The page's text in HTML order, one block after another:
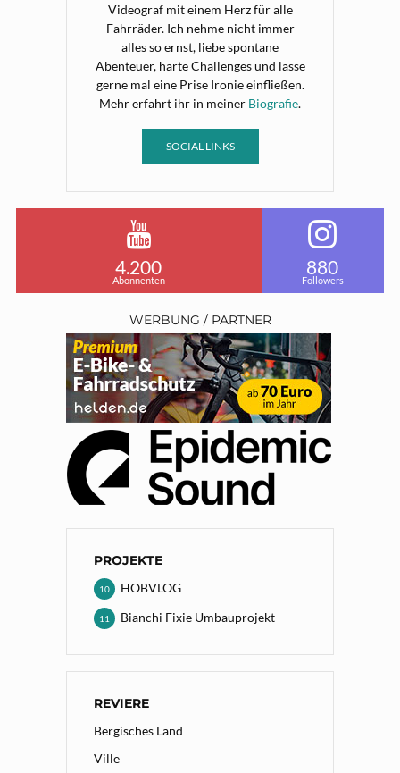
Videograf mit einem Herz für alle
Fahrräder. Ich nehme nicht immer
alles so ernst, liebe spontane
Abenteuer, harte Challenges und lasse
gerne mal eine Prise Ironie einfließen.
Mehr erfahrt ihr in meiner Biografie.
SOCIAL LINKS
4.200
Abonnenten
880
Followers
WERBUNG / PARTNER
PROJEKTE
HOBVLOG
10
Bianchi Fixie Umbauprojekt
11
REVIERE
Bergisches Land
Ville